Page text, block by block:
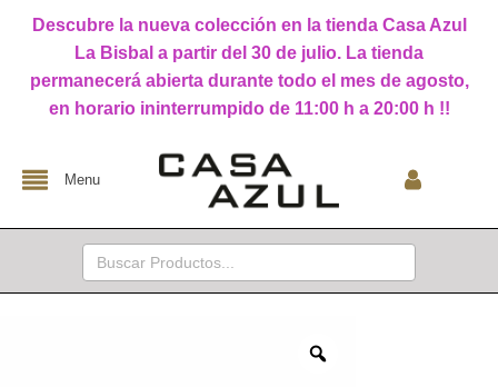
Descubre la nueva colección en la tienda Casa Azul
La Bisbal a partir del 30 de julio. La tienda
permanecerá abierta durante todo el mes de agosto,
en horario ininterrumpido de 11:00 h a 20:00 h !!
Menu
Buscar: